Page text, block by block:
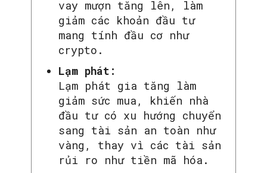
vay mượn tăng lên, làm
giảm các khoản đầu tư
mang tính đầu cơ như
crypto.
Lạm phát:
Lạm phát gia tăng làm
giảm sức mua, khiến nhà
đầu tư có xu hướng chuyển
sang tài sản an toàn như
vàng, thay vì các tài sản
rủi ro như tiền mã hóa.